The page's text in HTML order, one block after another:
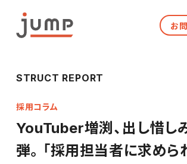
お
STRUCT REPORT
採用コラム
YouTuber増渕、出し惜し
弾。「採用担当者に求めら